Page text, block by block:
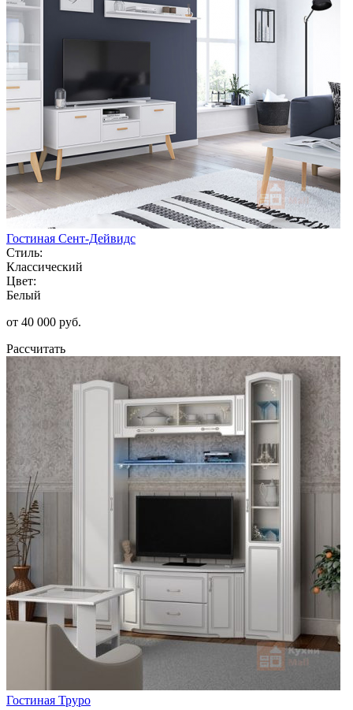
Гостиная Сент-Дейвидс
Стиль:
Классический
Цвет:
Белый
от 40 000 руб.
Рассчитать
Гостиная Труро